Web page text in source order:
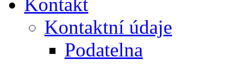
Kontaktní údaje
Podatelna